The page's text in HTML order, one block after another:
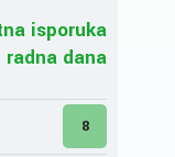
isporuka
radna dana
8